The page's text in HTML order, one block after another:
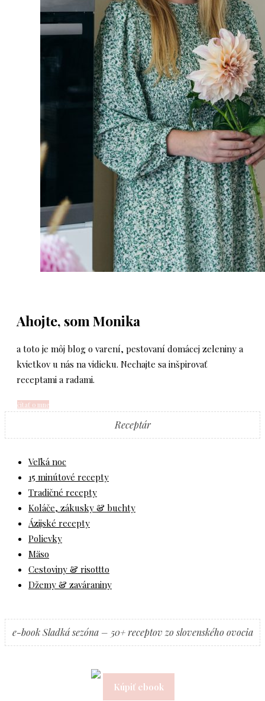
Ahojte, som Monika
a toto je môj blog o varení, pestovaní domácej zeleniny a
kvietkov u nás na vidieku. Nechajte sa inšpirovať
receptami a radami.
čítať o mne
Receptár
Veľká noc
15 minútové recepty
Tradičné recepty
Koláče, zákusky & buchty
Ázijské recepty
Polievky
Mäso
Cestoviny & risottto
Džemy & zaváraniny
e-book Sladká sezóna – 50+ receptov zo slovenského ovocia
Kúpiť ebook